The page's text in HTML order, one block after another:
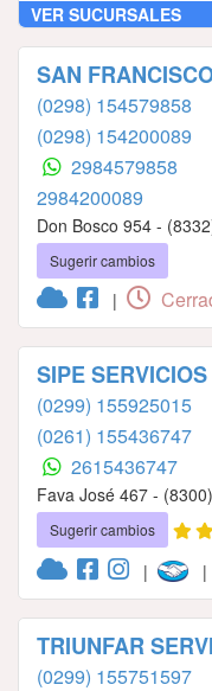
VER SUCURSALES
SAN
(0298) 154579858
(0298) 154200089
2984579858
2984200089
Don Bosco 954 -
Sugerir cambios
|
SIPE
(0299) 155925015
(0261) 155436747
2615436747
Fava José 467 -
Sugerir cambios
| |
TRIUNFAR
(0299) 155751597